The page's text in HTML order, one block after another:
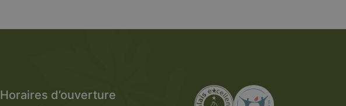
Horaires d’ouverture